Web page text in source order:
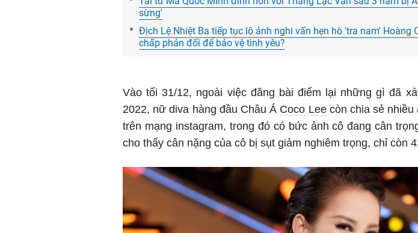
sừng'
Địch Lệ Nhiệt Ba tiếp tục lộ ảnh nghi vấn hẹn hò 'tra nam' Hoàng
chấp phản đối để bảo vệ tình yêu?
Vào tối 31/12, ngoài việc đăng bài điểm lại những gì đã
2022, nữ diva hàng đầu Châu Á Coco Leecòn chia sẻ nhiều
trên mạng instagram, trong đó có bức ảnh cô đang cân
cho thấy cân nặng của cô bị sụt giảm nghiêm trọng, chỉ còn